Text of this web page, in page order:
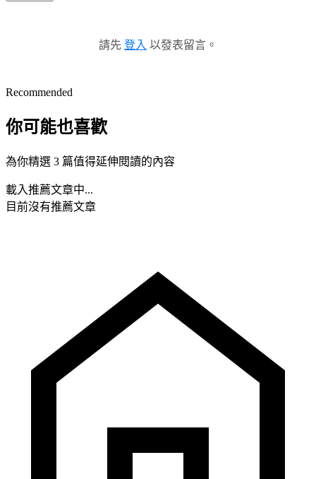
請先 登入 以發表留言。
Recommended
你可能也喜歡
為你精選 3 篇值得延伸閱讀的內容
載入推薦文章中...
目前沒有推薦文章